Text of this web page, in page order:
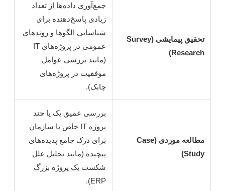
تحقیق پیمایشی (Survey
Research)
جمع‌آوری داده‌ها از تعداد
زیادی پاسخ‌دهنده برای
شناسایی الگوها و روندهای
عمومی در پروژه‌های IT
(مانند بررسی عوامل
موفقیت در پروژه‌های
چابک).
مطالعه موردی (Case
Study)
بررسی عمیق یک یا چند
پروژه IT خاص یا سازمان
برای درک جامع پدیده‌های
پیچیده (مانند تحلیل علل
شکست یک پروژه بزرگ
ERP).